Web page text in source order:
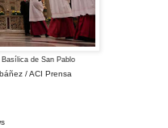
de San Pablo
/ ACI Prensa